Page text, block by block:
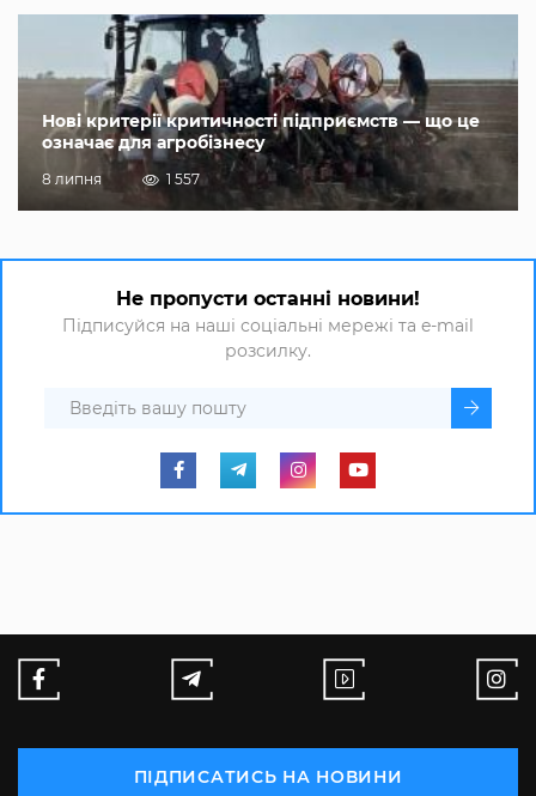
Нові критерії критичності підприємств — що це
означає для агробізнесу
8 липня 1 557
Не пропусти останні новини!
Підписуйся на наші соціальні мережі та e-mail
розсилку.
ПІДПИСАТИСЬ НА НОВИНИ